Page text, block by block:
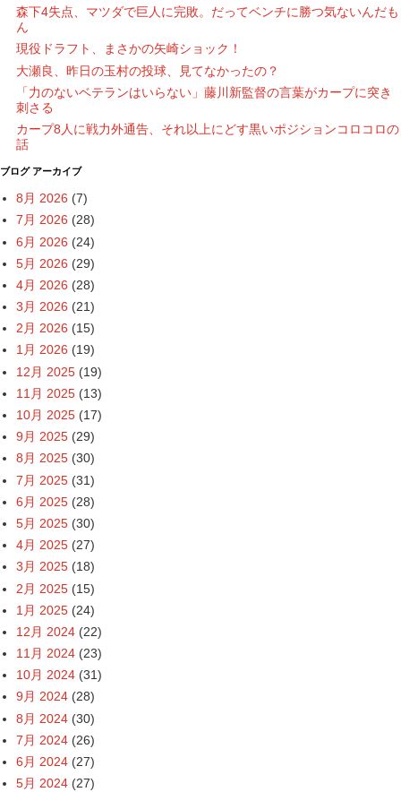
森下4失点、マツダで巨人に完敗。だってベンチに勝つ気ないんだも
ん
現役ドラフト、まさかの矢崎ショック！
大瀬良、昨日の玉村の投球、見てなかったの？
「力のないベテランはいらない」藤川新監督の言葉がカープに突き
刺さる
カープ8人に戦力外通告、それ以上にどす黒いポジションコロコロの
話
ブログ アーカイブ
8月 2026 (7)
7月 2026 (28)
6月 2026 (24)
5月 2026 (29)
4月 2026 (28)
3月 2026 (21)
2月 2026 (15)
1月 2026 (19)
12月 2025 (19)
11月 2025 (13)
10月 2025 (17)
9月 2025 (29)
8月 2025 (30)
7月 2025 (31)
6月 2025 (28)
5月 2025 (30)
4月 2025 (27)
3月 2025 (18)
2月 2025 (15)
1月 2025 (24)
12月 2024 (22)
11月 2024 (23)
10月 2024 (31)
9月 2024 (28)
8月 2024 (30)
7月 2024 (26)
6月 2024 (27)
5月 2024 (27)